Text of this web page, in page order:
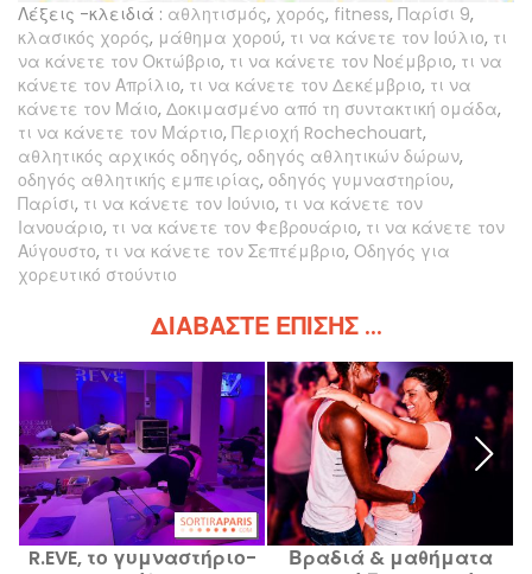
Λέξεις -κλειδιά : αθλητισμός, χορός, fitness, Παρίσι 9,
κλασικός χορός, μάθημα χορού, τι να κάνετε τον Ιούλιο, τι
να κάνετε τον Οκτώβριο, τι να κάνετε τον Νοέμβριο, τι να
κάνετε τον Απρίλιο, τι να κάνετε τον Δεκέμβριο, τι να
κάνετε τον Μάιο, Δοκιμασμένο από τη συντακτική ομάδα,
τι να κάνετε τον Μάρτιο, Περιοχή Rochechouart,
αθλητικός αρχικός οδηγός, οδηγός αθλητικών δώρων,
οδηγός αθλητικής εμπειρίας, οδηγός γυμναστηρίου,
Παρίσι, τι να κάνετε τον Ιούνιο, τι να κάνετε τον
Ιανουάριο, τι να κάνετε τον Φεβρουάριο, τι να κάνετε τον
Αύγουστο, τι να κάνετε τον Σεπτέμβριο, Οδηγός για
χορευτικό στούντιο
ΔΙΑΒΆΣΤΕ ΕΠΊΣΗΣ ...
R.EVE, το γυμναστήριο-
Βραδιά & μαθήματα